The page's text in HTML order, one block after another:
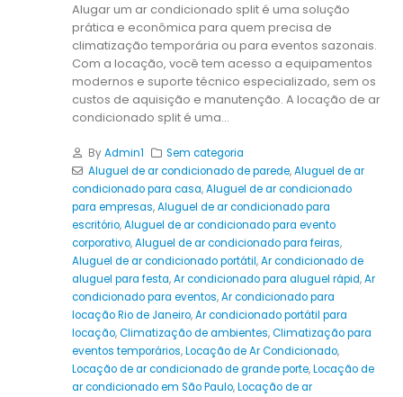
Alugar um ar condicionado split é uma solução
prática e econômica para quem precisa de
climatização temporária ou para eventos sazonais.
Com a locação, você tem acesso a equipamentos
modernos e suporte técnico especializado, sem os
custos de aquisição e manutenção. A locação de ar
condicionado split é uma...
ByAdmin1
Sem categoria
Aluguel de ar condicionado de parede,Aluguel de ar
condicionado para casa,Aluguel de ar condicionado
para empresas,Aluguel de ar condicionado para
escritório,Aluguel de ar condicionado para evento
corporativo,Aluguel de ar condicionado para feiras,
Aluguel de ar condicionado portátil,Ar condicionado de
aluguel para festa,Ar condicionado para aluguel rápid,Ar
condicionado para eventos,Ar condicionado para
locação Rio de Janeiro,Ar condicionado portátil para
locação,Climatização de ambientes,Climatização para
eventos temporários,Locação de Ar Condicionado,
Locação de ar condicionado de grande porte,Locação de
ar condicionado em São Paulo,Locação de ar